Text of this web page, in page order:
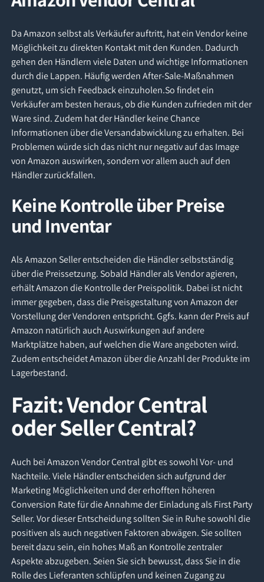
Da Amazon selbst als Verkäufer auftritt, hat ein Vendor keine
Möglichkeit zu direkten Kontakt mit den Kunden. Dadurch
gehen den Händlern viele Daten und wichtige Informationen
durch die Lappen. Häufig werden After-Sale-Maßnahmen
genutzt, um sich Feedback einzuholen.So findet ein
Verkäufer am besten heraus, ob die Kunden zufrieden mit der
Ware sind. Zudem hat der Händler keine Chance
Informationen über die Versandabwicklung zu erhalten. Bei
Problemen würde sich das nicht nur negativ auf das Image
von Amazon auswirken, sondern vor allem auch auf den
Händler zurückfallen.
Keine Kontrolle über Preise
und Inventar
Als Amazon Seller entscheiden die Händler selbstständig
über die Preissetzung. Sobald Händler als Vendor agieren,
erhält Amazon die Kontrolle der Preispolitik. Dabei ist nicht
immer gegeben, dass die Preisgestaltung von Amazon der
Vorstellung der Vendoren entspricht. Ggfs. kann der Preis auf
Amazon natürlich auch Auswirkungen auf andere
Marktplätze haben, auf welchen die Ware angeboten wird.
Zudem entscheidet Amazon über die Anzahl der Produkte im
Lagerbestand.
Fazit: Vendor Central
oder Seller Central?
Auch bei Amazon Vendor Central gibt es sowohl Vor- und
Nachteile. Viele Händler entscheiden sich aufgrund der
Marketing Möglichkeiten und der erhofften höheren
Conversion Rate für die Annahme der Einladung als First Party
Seller. Vor dieser Entscheidung sollten Sie in Ruhe sowohl die
positiven als auch negativen Faktoren abwägen. Sie sollten
bereit dazu sein, ein hohes Maß an Kontrolle zentraler
Aspekte abzugeben. Seien Sie sich bewusst, dass Sie in die
Rolle des Lieferanten schlüpfen und keinen Zugang zu